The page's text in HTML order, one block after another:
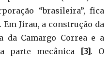
“brasileira”, fica
Jirau, a construção da
Camargo Correa e a
parte mecânica [3]. O